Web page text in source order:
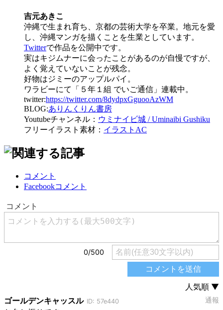
吉元あきこ
沖縄で生まれ育ち、京都の芸術大学を卒業。地元を愛
し、沖縄マンガを描くことを生業としています。
Twitterで作品を公開中です。
実はキジムナーに会ったことがあるのが自慢ですが、
よく覚えていないことが残念。
好物はジミーのアップルパイ。
ワラビーにて「５年１組 でいご通信」連載中。
twitter:https://twitter.com/8dydpxGguooAzWM
BLOG:ありんくりん書房
Youtubeチャンネル： ウミナイビ城 / Uminaibi Gushiku
フリーイラスト素材： イラストAC
コメント
Facebookコメント